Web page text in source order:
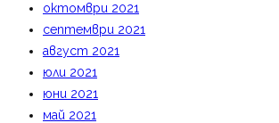
октомври 2021
септември 2021
август 2021
юли 2021
юни 2021
май 2021